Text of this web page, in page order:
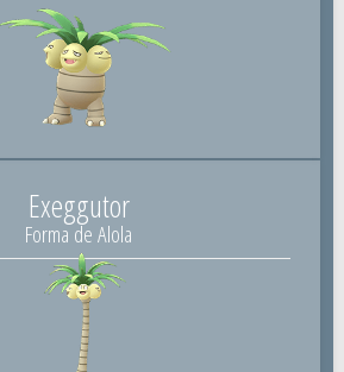
Exeggutor
Forma de Alola